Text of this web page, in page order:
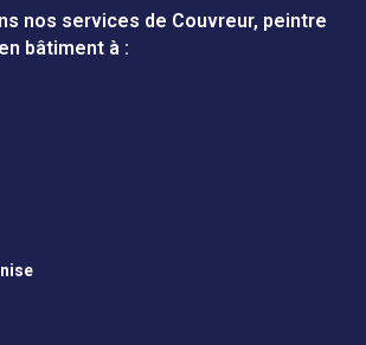
nos services de Couvreur, peintre
bâtiment à :